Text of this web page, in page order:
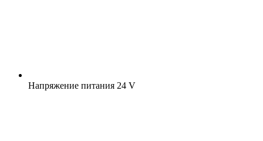
Напряжение питания 24 V